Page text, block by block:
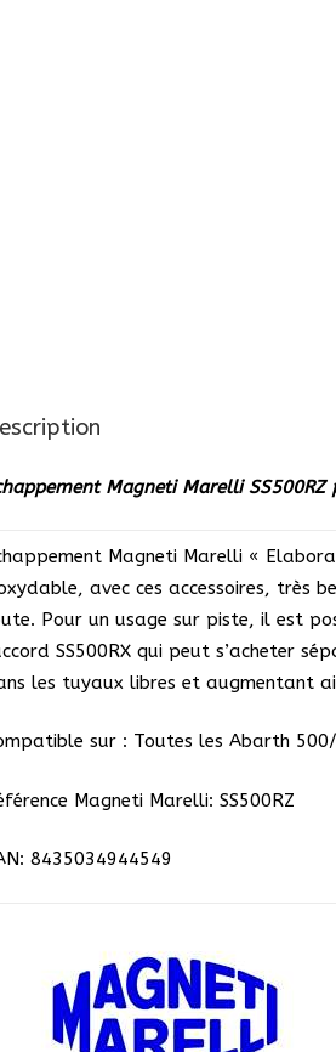
Magneti Marelli
Magneti Marelli «
avec ces accessoires, très
Pour un usage sur piste, il est
SS500RX qui peut s’acheter
les tuyaux libres et augmentant
sur : Toutes les Abarth
Magneti Marelli: SS500RZ
8435034944549